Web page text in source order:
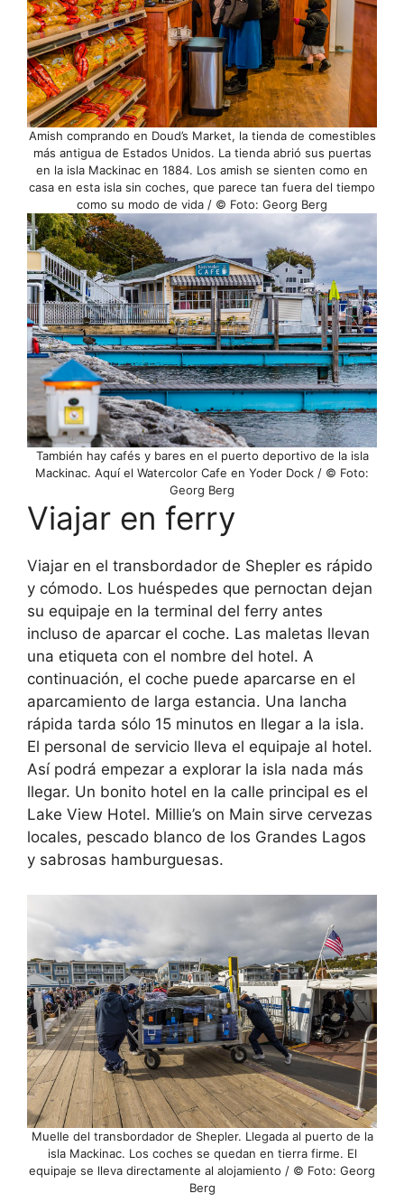
Amish comprando en Doud’s Market, la tienda de comestibles
más antigua de Estados Unidos. La tienda abrió sus puertas
en la isla Mackinac en 1884. Los amish se sienten como en
casa en esta isla sin coches, que parece tan fuera del tiempo
como su modo de vida / © Foto: Georg Berg
También hay cafés y bares en el puerto deportivo de la isla
Mackinac. Aquí el Watercolor Cafe en Yoder Dock / © Foto:
Georg Berg
Viajar en ferry
Viajar en el transbordador de Shepler es rápido
y cómodo. Los huéspedes que pernoctan dejan
su equipaje en la terminal del ferry antes
incluso de aparcar el coche. Las maletas llevan
una etiqueta con el nombre del hotel. A
continuación, el coche puede aparcarse en el
aparcamiento de larga estancia. Una lancha
rápida tarda sólo 15 minutos en llegar a la isla.
El personal de servicio lleva el equipaje al hotel.
Así podrá empezar a explorar la isla nada más
llegar. Un bonito hotel en la calle principal es el
Lake View Hotel. Millie’s on Main sirve cervezas
locales, pescado blanco de los Grandes Lagos
y sabrosas hamburguesas.
Muelle del transbordador de Shepler. Llegada al puerto de la
isla Mackinac. Los coches se quedan en tierra firme. El
equipaje se lleva directamente al alojamiento / © Foto: Georg
Berg